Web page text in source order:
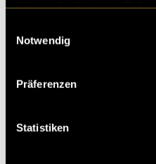
Notwendig
Präferenzen
Statistiken